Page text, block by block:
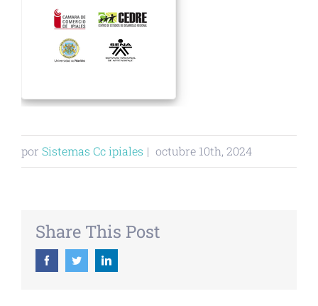
por Sistemas Cc ipiales | octubre 10th, 2024
Share This Post
FacebookTwitterLinkedin